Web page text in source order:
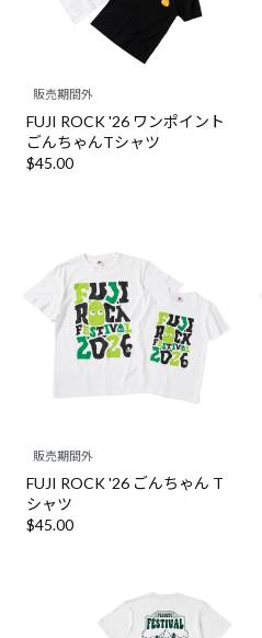
販売期間外
FUJI ROCK '26 ワンポイント
ごんちゃんTシャツ
$‌45.00
販売期間外
FUJI ROCK '26 ごんちゃん T
シャツ
$‌45.00